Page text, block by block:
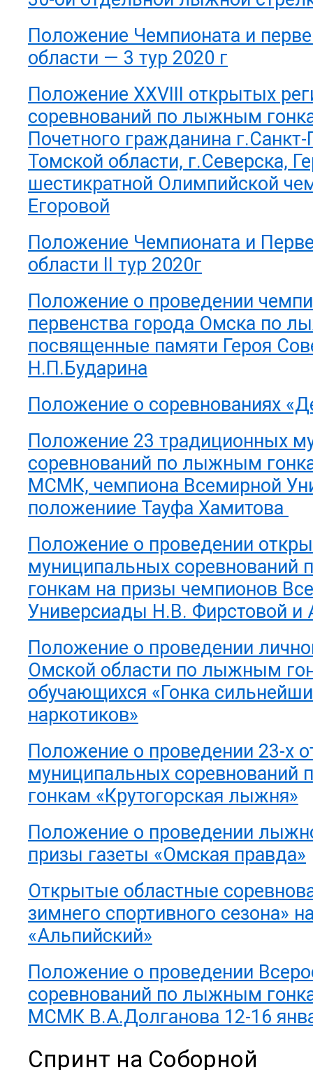
Положение Чемпионата и
области — 3 тур 2020 г
Положение XXVIII открытых
соревнований по лыжным
Почетного гражданина г.Санкт-
Томской области, г.Северска,
шестикратной Олимпийской
Егоровой
Положение Чемпионата и
области II тур 2020г
Положение о проведении
первенства города Омска по
посвященные памяти Героя
Н.П.Бударина
Положение о соревнованиях
Положение 23 традиционных
соревнований по лыжным
МСМК, чемпиона Всемирной
положениие Тауфа Хамитова
Положение о проведении
муниципальных
гонкам на призы чемпионов
Универсиады Н.В. Фирстовой и
Положение о проведении
Омской области по лыжным
обучающихся «Гонка
наркотиков»
Положение о проведении 23-х
муниципальных
гонкам «Крутогорская лыжня»
Положение о проведении
призы газеты «Омская правда»
Открытые областные
зимнего спортивного сезона»
«Альпийский»
Положение о проведении
соревнований по лыжным
МСМК В.А.Долганова 12-16
Спринт на Соборной